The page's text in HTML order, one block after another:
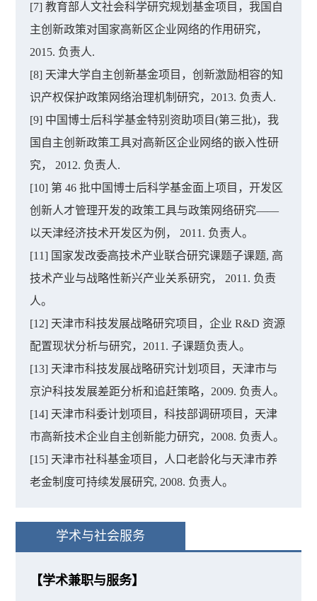
[7] 教育部人文社会科学研究规划基金项目，我国自
主创新政策对国家高新区企业网络的作用研究，
2015. 负责人.
[8] 天津大学自主创新基金项目，创新激励相容的知
识产权保护政策网络治理机制研究，2013. 负责人.
[9] 中国博士后科学基金特别资助项目(第三批)，我
国自主创新政策工具对高新区企业网络的嵌入性研
究， 2012. 负责人.
[10] 第 46 批中国博士后科学基金面上项目，开发区
创新人才管理开发的政策工具与政策网络研究——
以天津经济技术开发区为例， 2011. 负责人。
[11] 国家发改委高技术产业联合研究课题子课题, 高
技术产业与战略性新兴产业关系研究， 2011. 负责
人。
[12] 天津市科技发展战略研究项目，企业 R&D 资源
配置现状分析与研究，2011. 子课题负责人。
[13] 天津市科技发展战略研究计划项目，天津市与
京沪科技发展差距分析和追赶策略，2009. 负责人。
[14] 天津市科委计划项目，科技部调研项目，天津
市高新技术企业自主创新能力研究，2008. 负责人。
[15] 天津市社科基金项目，人口老龄化与天津市养
老金制度可持续发展研究, 2008. 负责人。
学术与社会服务
【学术兼职与服务】